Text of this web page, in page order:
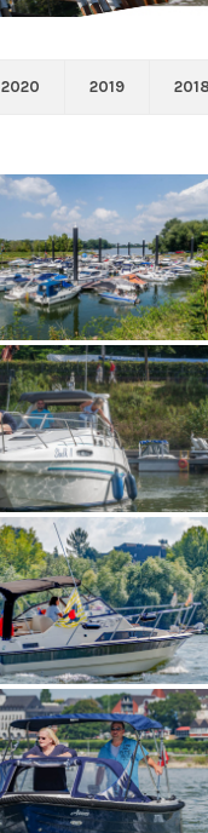
2020 2019 2018